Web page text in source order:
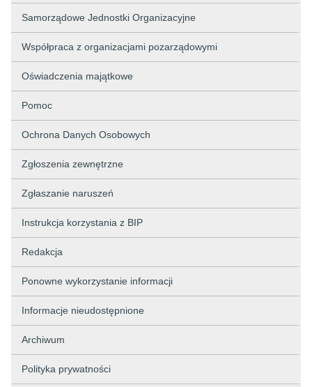
Samorządowe Jednostki Organizacyjne
Współpraca z organizacjami pozarządowymi
Oświadczenia majątkowe
Pomoc
Ochrona Danych Osobowych
Zgłoszenia zewnętrzne
Zgłaszanie naruszeń
Instrukcja korzystania z BIP
Redakcja
Ponowne wykorzystanie informacji
Informacje nieudostępnione
Archiwum
Polityka prywatności